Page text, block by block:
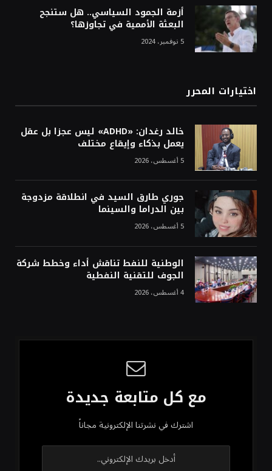
أزمة الجمود السياسي.. هل ستنجح
البعثة الأممية في تجاوزها؟
5 نوفمبر، 2024
اختيارات المحرر
خالد رغدان: «ADHD» ليس عجزا بل عقل
يعمل بذكاء وإيقاع مختلف
5 أغسطس، 2026
جوري طارق السيد في انطلاقة مزدوجة
بين الدراما والسينما
5 أغسطس، 2026
الوطنية للنفط تناقش أداء وخطط شركة
الجوف للتقنية النفطية
4 أغسطس، 2026
مع كل متابعة جديدة
اشترك في نشرتنا الإلكترونية مجاناً